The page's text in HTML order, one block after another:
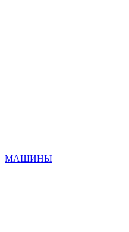
МАШИНЫ